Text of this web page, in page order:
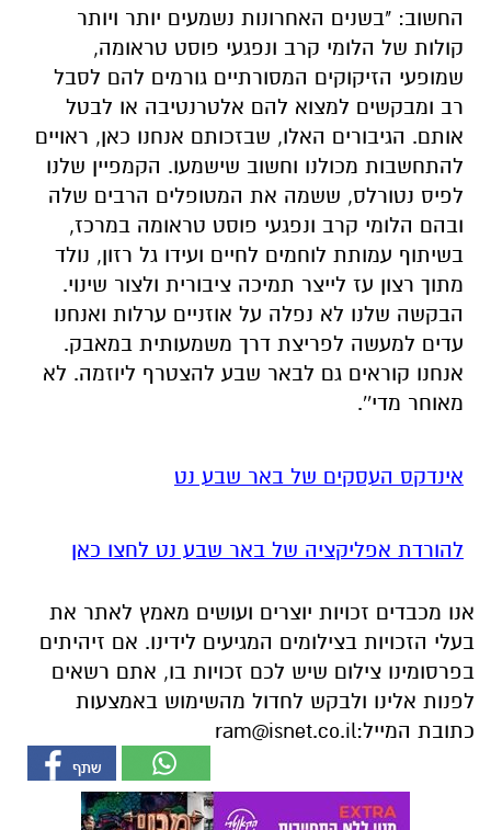
החשוב: "בשנים האחרונות נשמעים יותר ויותר
קולות של הלומי קרב ונפגעי פוסט טראומה,
שמופעי הזיקוקים המסורתיים גורמים להם לסבל
רב ומבקשים למצוא להם אלטרנטיבה או לבטל
אותם. הגיבורים האלו, שבזכותם אנחנו כאן, ראויים
להתחשבות מכולנו וחשוב שישמעו. הקמפיין שלנו
לפיס נטורלס, ששמה את המטופלים הרבים שלה
ובהם הלומי קרב ונפגעי פוסט טראומה במרכז,
בשיתוף עמותת לוחמים לחיים ועידו גל רזון, נולד
מתוך רצון עז לייצר תמיכה ציבורית ולצור שינוי.
הבקשה שלנו לא נפלה על אוזניים ערלות ואנחנו
עדים למעשה לפריצת דרך משמעותית במאבק.
אנחנו קוראים גם לבאר שבע להצטרף ליוזמה. לא
מאוחר מדי''.
אינדקס העסקים של באר שבע נט
להורדת אפליקציה של באר שבע נט לחצו כאן
אנו מכבדים זכויות יוצרים ועושים מאמץ לאתר את
בעלי הזכויות בצילומים המגיעים לידינו. אם זיהיתים
בפרסומינו צילום שיש לכם זכויות בו, אתם רשאים
לפנות אלינו ולבקש לחדול מהשימוש באמצעות
כתובת המייל:ram@isnet.co.il